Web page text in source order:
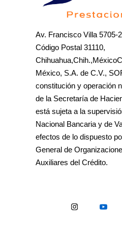
Av. Francisco Villa 5705-
Código Postal 31110,
México, S.A. de C.V.,
constitución y operación
de la Secretaría de
está sujeta a la
Nacional Bancaria y de
efectos de lo dispuesto
General de
Auxiliares del Crédito.